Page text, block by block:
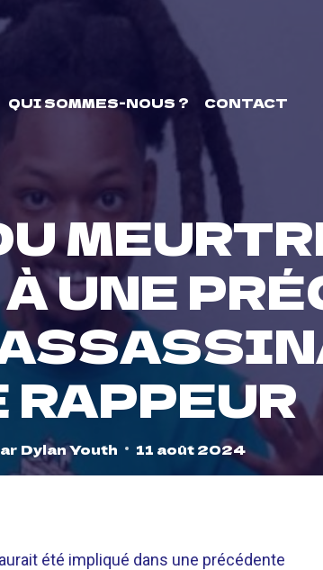
QUI SOMMES-NOUS ? CONTACT
UNE
RAPPEUR
Dylan Youth 11 août 2024
été impliqué dans une précédente